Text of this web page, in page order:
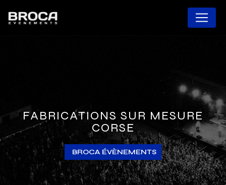
FABRICATIONS SUR MESURE
CORSE
BROCA ÉVÈNEMENTS